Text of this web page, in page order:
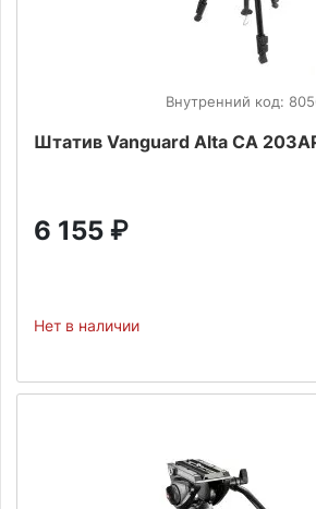
Внутренний код:
Штатив Vanguard Alta CA
6 155 ₽
Нет в наличии